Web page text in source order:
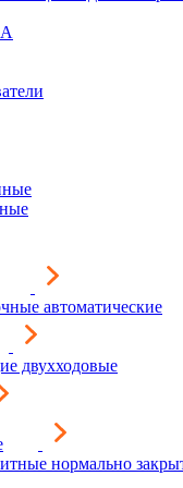
автоматические
двухходовые
нормально